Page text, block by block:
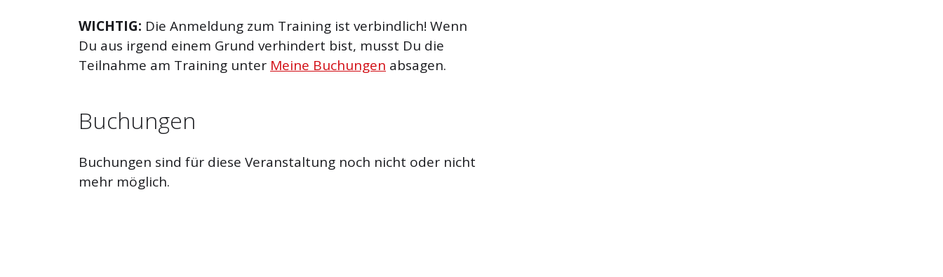
WICHTIG: Die Anmeldung zum Training ist verbindlich! Wenn
Du aus irgend einem Grund verhindert bist, musst Du die
Teilnahme am Training unter Meine Buchungen absagen.
Buchungen
Buchungen sind für diese Veranstaltung noch nicht oder nicht
mehr möglich.